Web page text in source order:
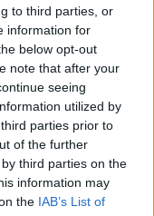
to third parties, or
information for
below opt-out
note that after your
seeing
utilized by
parties prior to
of the further
third parties on the
information may
the IAB’s List of